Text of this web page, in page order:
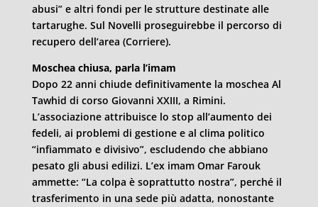
abusi” e altri fondi per le strutture destinate alle
tartarughe. Sul Novelli proseguirebbe il percorso di
recupero dell’area (Corriere).
Moschea chiusa, parla l’imam
Dopo 22 anni chiude definitivamente la moschea Al
Tawhid di corso Giovanni XXIII, a Rimini.
L’associazione attribuisce lo stop all’aumento dei
fedeli, ai problemi di gestione e al clima politico
“infiammato e divisivo”, escludendo che abbiano
pesato gli abusi edilizi. L’ex imam Omar Farouk
ammette: “La colpa è soprattutto nostra”, perché il
trasferimento in una sede più adatta, nonostante